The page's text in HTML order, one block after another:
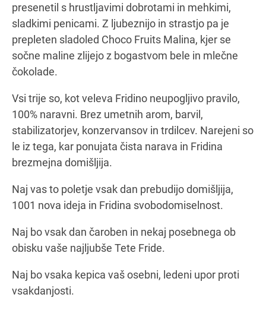
presenetil s hrustljavimi dobrotami in mehkimi,
sladkimi penicami. Z ljubeznijo in strastjo pa je
prepleten sladoled Choco Fruits Malina, kjer se
sočne maline zlijejo z bogastvom bele in mlečne
čokolade.
Vsi trije so, kot veleva Fridino neupogljivo pravilo,
100% naravni. Brez umetnih arom, barvil,
stabilizatorjev, konzervansov in trdilcev. Narejeni so
le iz tega, kar ponujata čista narava in Fridina
brezmejna domišljija.
Naj vas to poletje vsak dan prebudijo domišljija,
1001 nova ideja in Fridina svobodomiselnost.
Naj bo vsak dan čaroben in nekaj posebnega ob
obisku vaše najljubše Tete Fride.
Naj bo vsaka kepica vaš osebni, ledeni upor proti
vsakdanjosti.